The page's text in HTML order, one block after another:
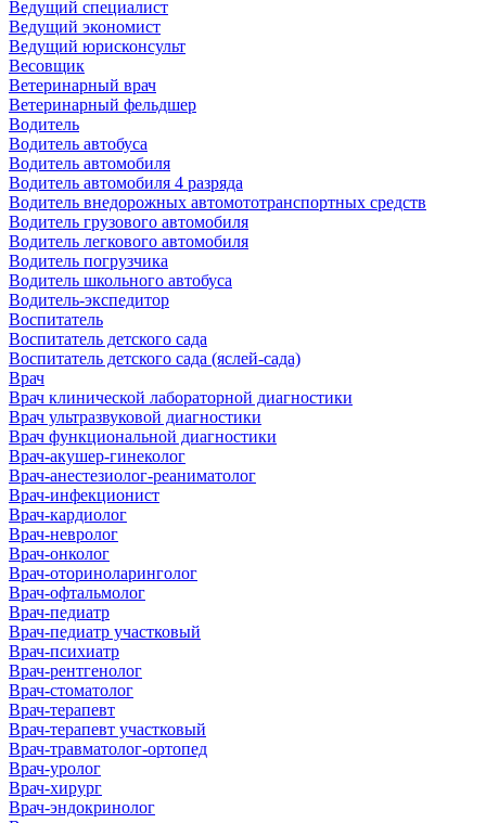
Ведущий специалист
Ведущий экономист
Ведущий юрисконсульт
Весовщик
Ветеринарный врач
Ветеринарный фельдшер
Водитель
Водитель автобуса
Водитель автомобиля
Водитель автомобиля 4 разряда
Водитель внедорожных автомототранспортных средств
Водитель грузового автомобиля
Водитель легкового автомобиля
Водитель погрузчика
Водитель школьного автобуса
Водитель-экспедитор
Воспитатель
Воспитатель детского сада
Воспитатель детского сада (яслей-сада)
Врач
Врач клинической лабораторной диагностики
Врач ультразвуковой диагностики
Врач функциональной диагностики
Врач-акушер-гинеколог
Врач-анестезиолог-реаниматолог
Врач-инфекционист
Врач-кардиолог
Врач-невролог
Врач-онколог
Врач-оториноларинголог
Врач-офтальмолог
Врач-педиатр
Врач-педиатр участковый
Врач-психиатр
Врач-рентгенолог
Врач-стоматолог
Врач-терапевт
Врач-терапевт участковый
Врач-травматолог-ортопед
Врач-уролог
Врач-хирург
Врач-эндокринолог